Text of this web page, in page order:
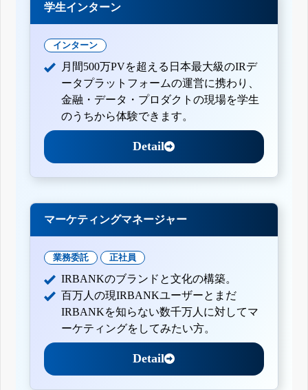
学生インターン
インターン
月間500万PVを超える日本最大級のIRデ
ータプラットフォームの運営に携わり、
金融・データ・プロダクトの現場を学生
のうちから体験できます。
Detail
マーケティングマネージャー
業務委託 正社員
IRBANKのブランドと文化の構築。
百万人の現IRBANKユーザーとまだ
IRBANKを知らない数千万人に対してマ
ーケティングをしてみたい方。
Detail